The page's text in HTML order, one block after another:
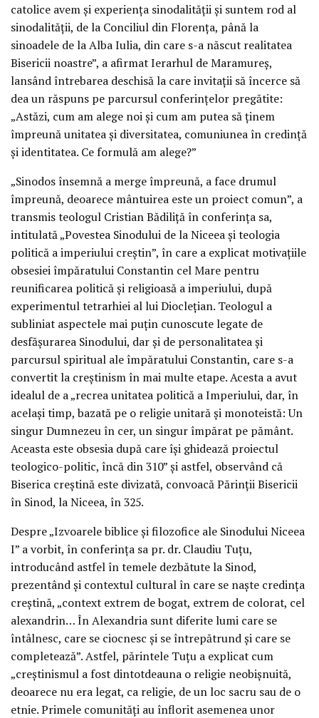
catolice avem și experiența sinodalității și suntem rod al
sinodalității, de la Conciliul din Florența, până la
sinoadele de la Alba Iulia, din care s-a născut realitatea
Bisericii noastre”, a afirmat Ierarhul de Maramureș,
lansând întrebarea deschisă la care invitații să încerce să
dea un răspuns pe parcursul conferințelor pregătite:
„Astăzi, cum am alege noi și cum am putea să ținem
împreună unitatea și diversitatea, comuniunea în credință
și identitatea. Ce formulă am alege?”
„Sinodos însemnă a merge împreună, a face drumul
împreună, deoarece mântuirea este un proiect comun”, a
transmis teologul Cristian Bădiliță în conferința sa,
intitulată „Povestea Sinodului de la Niceea și teologia
politică a imperiului creștin”, în care a explicat motivațiile
obsesiei împăratului Constantin cel Mare pentru
reunificarea politică și religioasă a imperiului, după
experimentul tetrarhiei al lui Dioclețian. Teologul a
subliniat aspectele mai puțin cunoscute legate de
desfășurarea Sinodului, dar și de personalitatea și
parcursul spiritual ale împăratului Constantin, care s-a
convertit la creștinism în mai multe etape. Acesta a avut
idealul de a „recrea unitatea politică a Imperiului, dar, în
același timp, bazată pe o religie unitară și monoteistă: Un
singur Dumnezeu în cer, un singur împărat pe pământ.
Aceasta este obsesia după care își ghidează proiectul
teologico-politic, încă din 310” și astfel, observând că
Biserica creștină este divizată, convoacă Părinții Bisericii
în Sinod, la Niceea, în 325.
Despre „Izvoarele biblice și filozofice ale Sinodului Niceea
I” a vorbit, în conferința sa pr. dr. Claudiu Tuțu,
introducând astfel în temele dezbătute la Sinod,
prezentând și contextul cultural în care se naște credința
creștină, „context extrem de bogat, extrem de colorat, cel
alexandrin… În Alexandria sunt diferite lumi care se
întâlnesc, care se ciocnesc și se întrepătrund și care se
completează”. Astfel, părintele Tuțu a explicat cum
„creștinismul a fost dintotdeauna o religie neobișnuită,
deoarece nu era legat, ca religie, de un loc sacru sau de o
etnie. Primele comunități au înflorit asemenea unor